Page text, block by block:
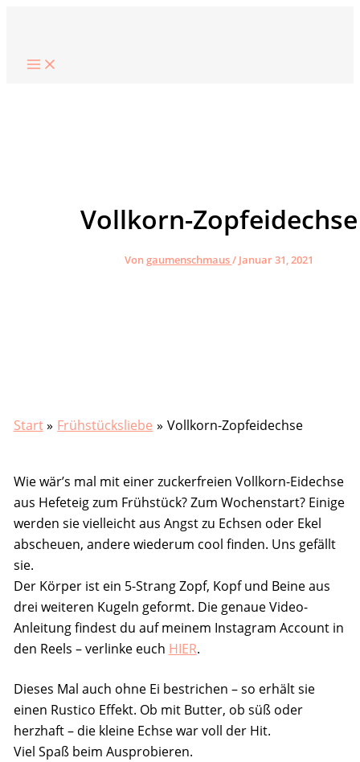
springen
Vollkorn-Zopfeidechse
Vongaumenschmaus/ Januar 31, 2021
Start Frühstücksliebe Vollkorn-Zopfeidechse
Wie wär’s mal mit einer zuckerfreien Vollkorn-Eidechse
aus Hefeteig zum Frühstück? Zum Wochenstart? Einige
werden sie vielleicht aus Angst zu Echsen oder Ekel
abscheuen, andere wiederum cool finden. Uns gefällt
sie.
Der Körper ist ein 5-Strang Zopf, Kopf und Beine aus
drei weiteren Kugeln geformt. Die genaue Video-
Anleitung findest du auf meinem Instagram Account in
den Reels – verlinke euch HIER.
Dieses Mal auch ohne Ei bestrichen – so erhält sie
einen Rustico Effekt. Ob mit Butter, ob süß oder
herzhaft – die kleine Echse war voll der Hit.
Viel Spaß beim Ausprobieren.